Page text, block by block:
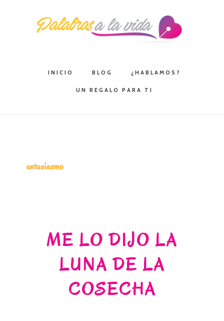
contenido
INICIO BLOG ¿HABLAMOS?
UN REGALO PARA TI
entusiasmo
ME LO DIJO LA
LUNA DE LA
COSECHA